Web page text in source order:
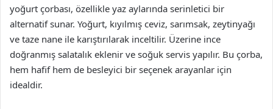
yoğurt çorbası, özellikle yaz aylarında serinletici bir
alternatif sunar. Yoğurt, kıyılmış ceviz, sarımsak, zeytinyağı
ve taze nane ile karıştırılarak inceltilir. Üzerine ince
doğranmış salatalık eklenir ve soğuk servis yapılır. Bu çorba,
hem hafif hem de besleyici bir seçenek arayanlar için
idealdir.